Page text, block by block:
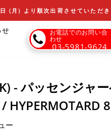
(月) より順次出荷させていただき
お電話でのお問い合
わせ
03-5981-9624
- パッセンジャ
HYPERMOTARD
ー